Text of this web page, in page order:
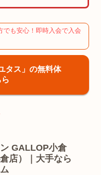
でも安心！即時入会で入会
タス」の無料体
GALLOP小倉
店）｜大手なら